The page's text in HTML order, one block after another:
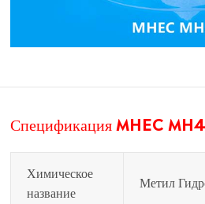
Спецификация MHEC
Химическое
название
Метил